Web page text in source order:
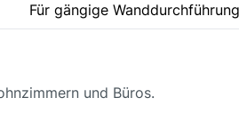
Für gängige
und Büros.